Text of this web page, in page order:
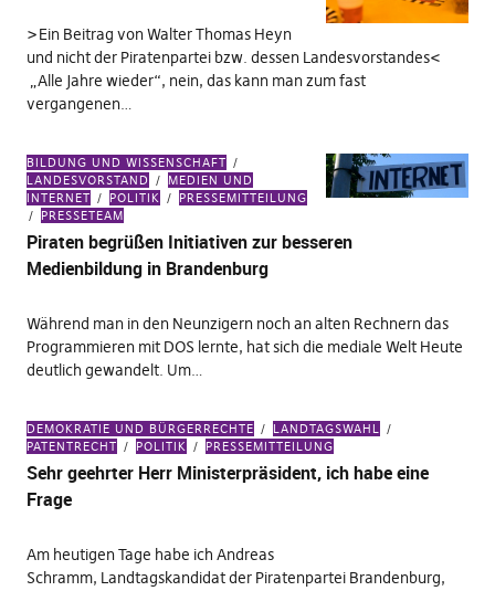
>Ein Beitrag von Walter Thomas Heyn
und nicht der Piratenpartei bzw. dessen Landesvorstandes<
„Alle Jahre wieder“, nein, das kann man zum fast
vergangenen…
BILDUNG UND WISSENSCHAFT
LANDESVORSTAND
MEDIEN UND
INTERNET
POLITIK
PRESSEMITTEILUNG
PRESSETEAM
Piraten begrüßen Initiativen zur besseren
Medienbildung in Brandenburg
Während man in den Neunzigern noch an alten Rechnern das
Programmieren mit DOS lernte, hat sich die mediale Welt Heute
deutlich gewandelt. Um…
DEMOKRATIE UND BÜRGERRECHTE
LANDTAGSWAHL
PATENTRECHT
POLITIK PRESSEMITTEILUNG
Sehr geehrter Herr Ministerpräsident, ich habe eine
Frage
Am heutigen Tage habe ich Andreas
Schramm, Landtagskandidat der Piratenpartei Brandenburg,